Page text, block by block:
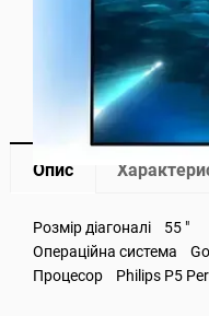
Опис
Розмір діагоналі 55 "
Операційна система
Процесор Philips P5